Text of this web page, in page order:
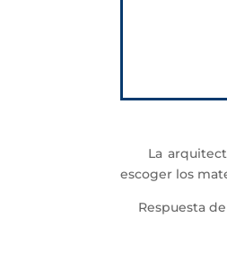
La
escoger los
Respuesta de